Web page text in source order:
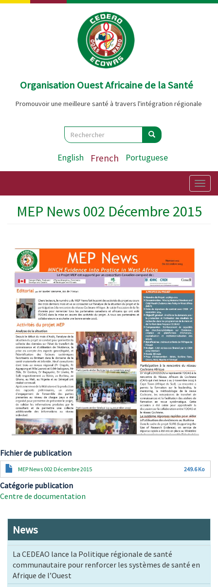
Aller
Organisation Ouest Africaine de la Santé
Promouvoir une meilleure santé à travers l'intégration régionale
Search
Rechercher Rechercher
English French Portuguese
MEP News 002 Décembre 2015
Fichier de publication
DocumentMEP News 002 Décembre 2015 249.6 Ko
Catégorie publication
Centre de documentation
News
La CEDEAO lance la Politique régionale de santé
communautaire pour renforcer les systèmes de santé en
Afrique de l’Ouest